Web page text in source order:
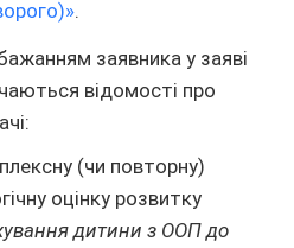
.
заявника у заяві
відомості про
(чи повторну)
оцінку розвитку
дитини з ООП до